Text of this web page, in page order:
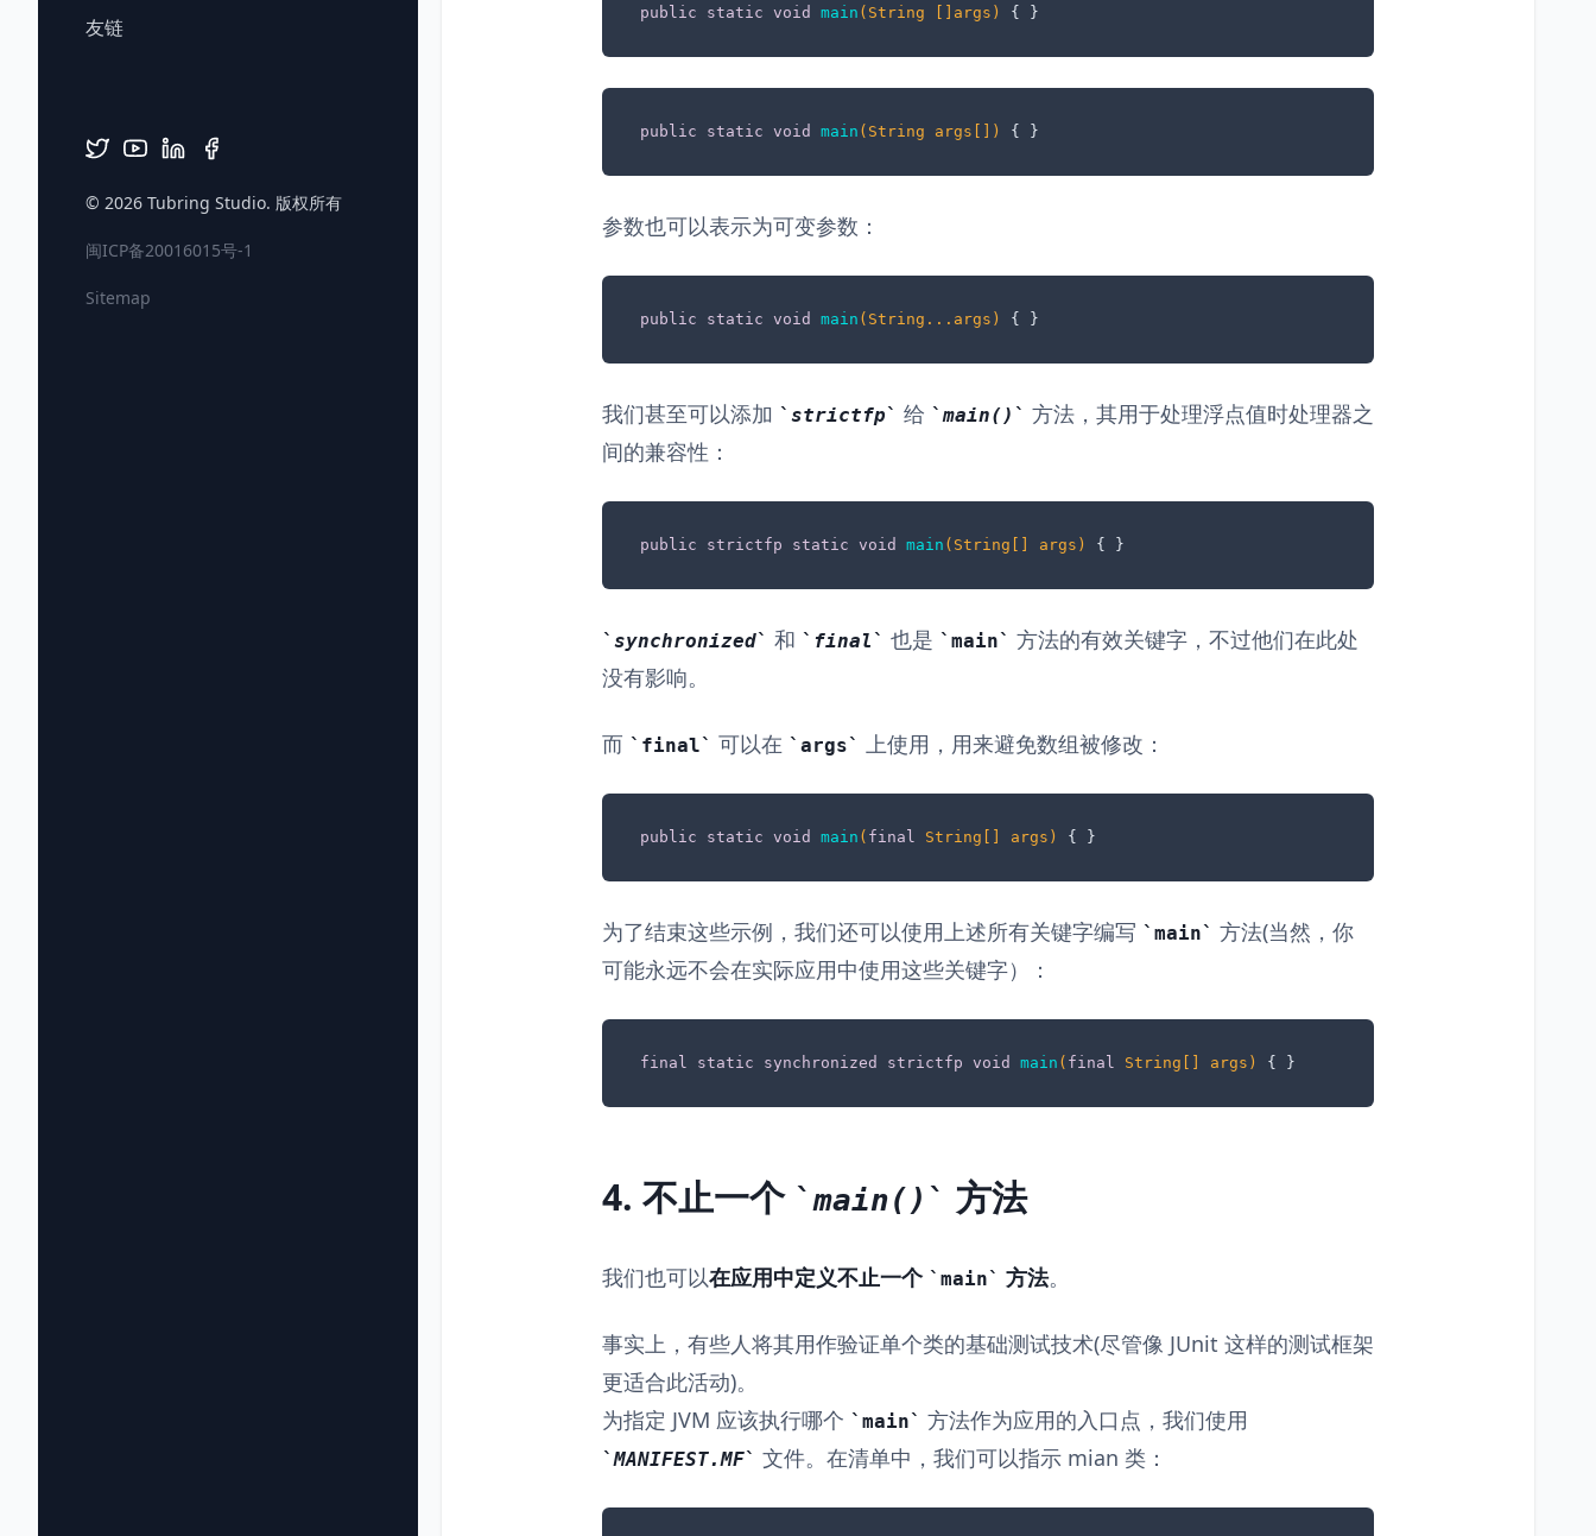
友链
© 2026 Tubring Studio. 版权所有
闽ICP备20016015号-1
Sitemap
public static void main (String []args) { }
public static void main (String args[]) { }
参数也可以表示为可变参数：
public static void main (String...args) { }
我们甚至可以添加 strictfp 给 main()
方法，其用于处理浮点值时处理器之
间的兼容性：
public strictfp static void main (String[] args) { }
synchronized 和 final 也是 main
方法的有效关键字，不过他们在此处
没有影响。
而 final 可以在 args 上使用，用来避免数组被修改：
public static void main ( final String[] args) { }
为了结束这些示例，我们还可以使用上述所有关键字编写 main
方法(当然，你
可能永远不会在实际应用中使用这些关键字）：
final static synchronized strictfp void main ( final String[] args) { }
4. 不止一个 main() 方法
我们也可以在应用中定义不止一个 main 方法。
事实上，有些人将其用作验证单个类的基础测试技术(尽管像 JUnit 这样的测试框架
更适合此活动)。
为指定 JVM 应该执行哪个
main 方法作为应用的入口点，我们使用
MANIFEST.MF 文件。在清单中，我们可以指示 mian 类：